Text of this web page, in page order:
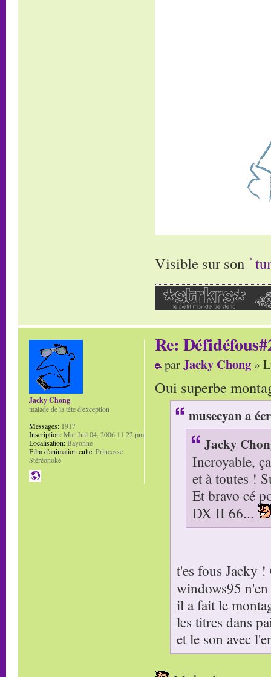
Visible sur son
Re:
parJacky Chong »
Oui superbe
musecyan a
Jacky
Incroyable,
et à toutes !
Et bravo cé
DX II 66...
t'es fous Jacky !
windows95
il a fait le
les titres dans
et le son avec
Jacky Chong
malade de la tête d'exception
Messages: 1917
Inscription:Mar Juil 04, 2006 11:22 pm
Localisation:Bayonne
Film d'animation culte:Princesse
Stéréonoké